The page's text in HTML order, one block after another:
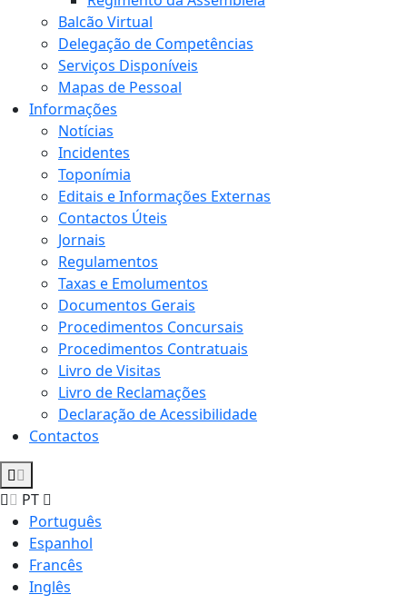
Balcão Virtual
Delegação de Competências
Serviços Disponíveis
Mapas de Pessoal
Informações
Notícias
Incidentes
Toponímia
Editais e Informações Externas
Contactos Úteis
Jornais
Regulamentos
Taxas e Emolumentos
Documentos Gerais
Procedimentos Concursais
Procedimentos Contratuais
Livro de Visitas
Livro de Reclamações
Declaração de Acessibilidade
Contactos
PT
Português
Espanhol
Francês
Inglês